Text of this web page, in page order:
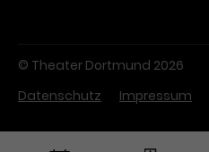
© Theater Dortmund 2026
Datenschutz
Impressum